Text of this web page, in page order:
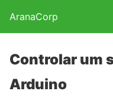
AranaCorp
Controlar um
Arduino